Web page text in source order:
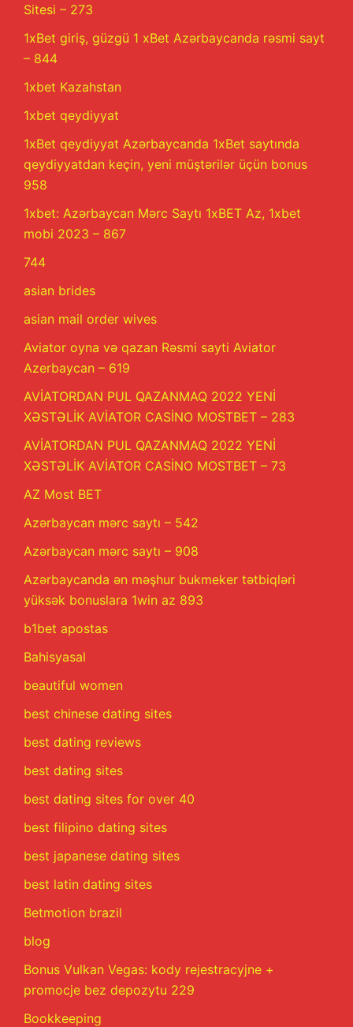
Sitesi – 273
1xBet giriş, güzgü 1 xBet Azərbaycanda rəsmi sayt
– 844
1xbet Kazahstan
1xbet qeydiyyat
1xBet qeydiyyat Azərbaycanda 1xBet saytında
qeydiyyatdan keçin, yeni müştərilər üçün bonus
958
1xbet: Azərbaycan Mərc Saytı 1xBET Az, 1xbet
mobi 2023 – 867
744
asian brides
asian mail order wives
Aviator oyna və qazan Rəsmi sayti Aviator
Azerbaycan – 619
AVİATORDAN PUL QAZANMAQ 2022 YENİ
XƏSTƏLİK AVİATOR CASİNO MOSTBET – 283
AVİATORDAN PUL QAZANMAQ 2022 YENİ
XƏSTƏLİK AVİATOR CASİNO MOSTBET – 73
AZ Most BET
Azərbaycan mərc saytı – 542
Azərbaycan mərc saytı – 908
Azərbaycanda ən məşhur bukmeker tətbiqləri
yüksək bonuslara 1win az 893
b1bet apostas
Bahisyasal
beautiful women
best chinese dating sites
best dating reviews
best dating sites
best dating sites for over 40
best filipino dating sites
best japanese dating sites
best latin dating sites
Betmotion brazil
blog
Bonus Vulkan Vegas: kody rejestracyjne +
promocje bez depozytu 229
Bookkeeping